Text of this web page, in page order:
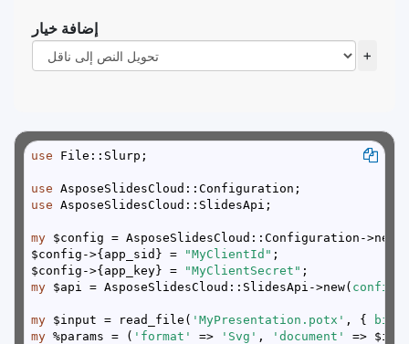
إضافة خيار
+
use
use
use
my
$config->{app_sid} =
"MyClientId"
$config->{app_key} =
"MyClientSecret"
my $api = AsposeSlidesCloud::SlidesApi->new( config
my $input = read_file( 'MyPresentation.potx' , {
my %params = ( 'format' => 'Svg' ,
'document'